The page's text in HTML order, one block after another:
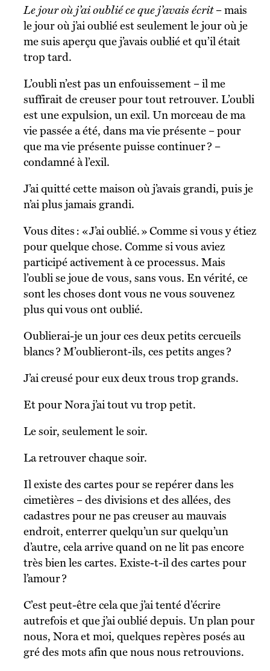
Le jour où j’ai oublié ce que j’avais écrit– mais
le jour où j’ai oublié est seulement le jour où je
me suis aperçu que j’avais oublié et qu’il était
trop tard.
L’oubli n’est pas un enfouissement – il me
suffirait de creuser pour tout retrouver. L’oubli
est une expulsion, un exil. Un morceau de ma
vie passée a été, dans ma vie présente – pour
que ma vie présente puisse continuer ? –
condamné à l’exil.
J’ai quitté cette maison où j’avais grandi, puis je
n’ai plus jamais grandi.
Vous dites : « J’ai oublié. » Comme si vous y étiez
pour quelque chose. Comme si vous aviez
participé activement à ce processus. Mais
l’oubli se joue de vous, sans vous. En vérité, ce
sont les choses dont vous ne vous souvenez
plus qui vous ont oublié.
Oublierai-je un jour ces deux petits cercueils
blancs ? M’oublieront-ils, ces petits anges ?
J’ai creusé pour eux deux trous trop grands.
Et pour Nora j’ai tout vu trop petit.
Le soir, seulement le soir.
La retrouver chaque soir.
Il existe des cartes pour se repérer dans les
cimetières – des divisions et des allées, des
cadastres pour ne pas creuser au mauvais
endroit, enterrer quelqu’un sur quelqu’un
d’autre, cela arrive quand on ne lit pas encore
très bien les cartes. Existe-t-il des cartes pour
l’amour ?
C’est peut-être cela que j’ai tenté d’écrire
autrefois et que j’ai oublié depuis. Un plan pour
nous, Nora et moi, quelques repères posés au
gré des mots afin que nous nous retrouvions.